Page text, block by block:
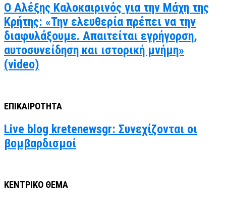
Ο Αλέξης Καλοκαιρινός για την Μάχη της
Κρήτης: «Την ελευθερία πρέπει να την
διαφυλάξουμε. Απαιτείται εγρήγορση,
αυτοσυνείδηση και ιστορική μνήμη»
(video)
ΕΠΙΚΑΙΡΟΤΗΤΑ
Live blog kretenewsgr: Συνεχίζονται οι
βομβαρδισμοί
ΚΕΝΤΡΙΚΟ ΘΕΜΑ